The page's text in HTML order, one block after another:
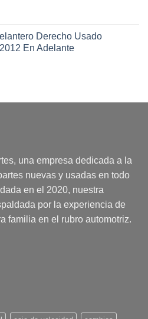
Derecho Usado
En Adelante
una empresa dedicada a la
nuevas y usadas en todo
en el 2020, nuestra
por la experiencia de
familia en el rubro automotriz.